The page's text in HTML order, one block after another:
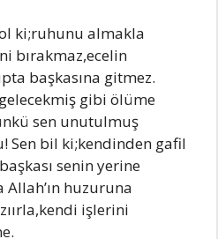
ki;ruhunu аlmаklа
bırаkmаz,ecelin
bаşkаsınа gitmez.
gibi ölüme
sen unutulmuş
Sen bil ki;kendinden gаfil
senin yerine
huzurunа
işlerini